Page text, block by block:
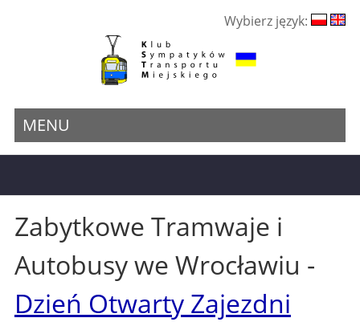
Wybierz język:
MENU
Zabytkowe Tramwaje i
Autobusy we Wrocławiu -
Dzień Otwarty Zajezdni